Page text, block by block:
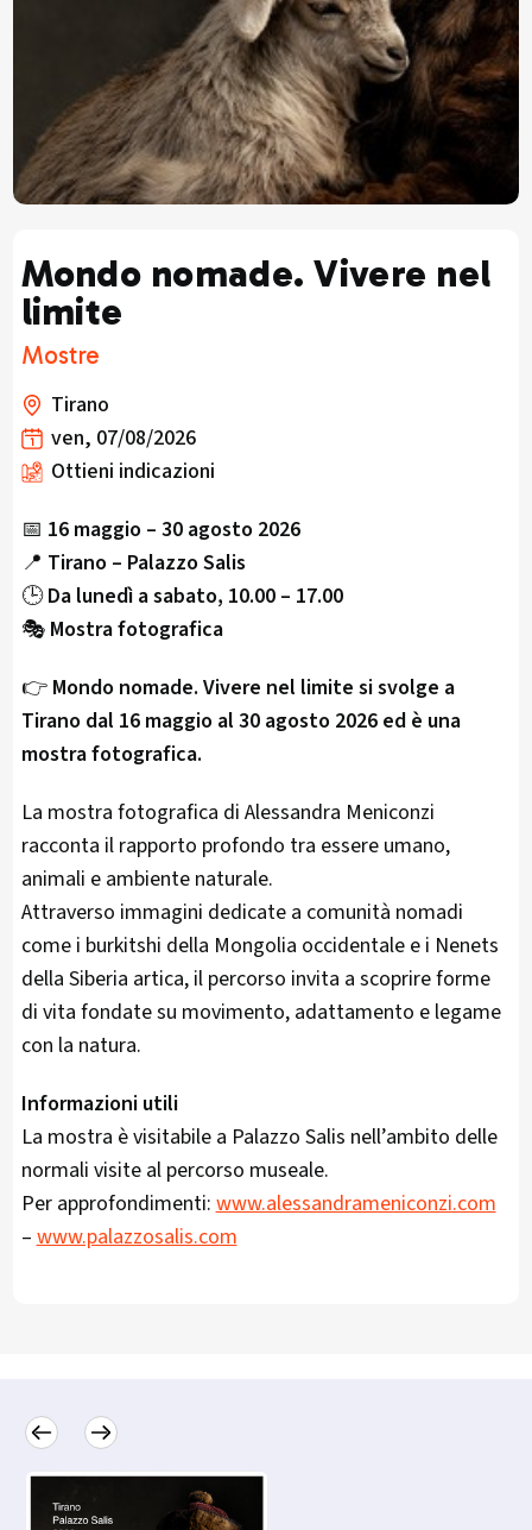
Mondo nomade. Vivere nel
limite
Mostre
Tirano
ven, 07/08/2026
Ottieni indicazioni
📅 16 maggio – 30 agosto 2026
📍 Tirano – Palazzo Salis
🕒Da lunedì a sabato, 10.00 – 17.00
🎭 Mostra fotografica
👉 Mondo nomade. Vivere nel limite si svolge a
Tirano dal 16 maggio al 30 agosto 2026 ed è una
mostra fotografica.
La mostra fotografica di Alessandra Meniconzi
racconta il rapporto profondo tra essere umano,
animali e ambiente naturale.
Attraverso immagini dedicate a comunità nomadi
come i burkitshi della Mongolia occidentale e i Nenets
della Siberia artica, il percorso invita a scoprire forme
di vita fondate su movimento, adattamento e legame
con la natura.
Informazioni utili
La mostra è visitabile a Palazzo Salis nell’ambito delle
normali visite al percorso museale.
Per approfondimenti: www.alessandrameniconzi.com
– www.palazzosalis.com